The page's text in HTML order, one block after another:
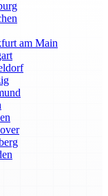
am Main